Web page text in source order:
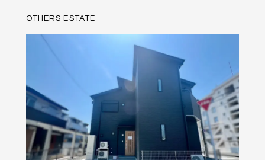
OTHERS ESTATE